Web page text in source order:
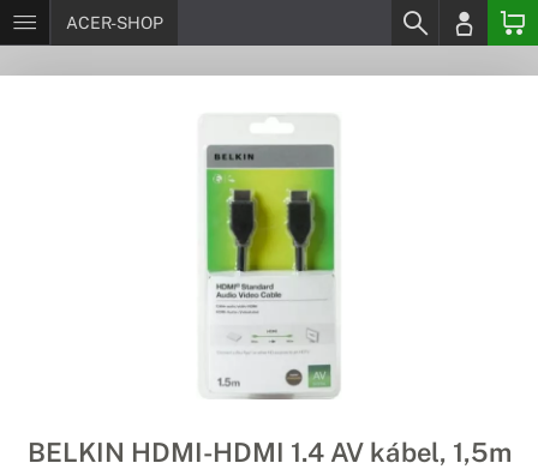
ACER-SHOP
BELKIN HDMI-HDMI 1.4 AV kábel, 1,5m